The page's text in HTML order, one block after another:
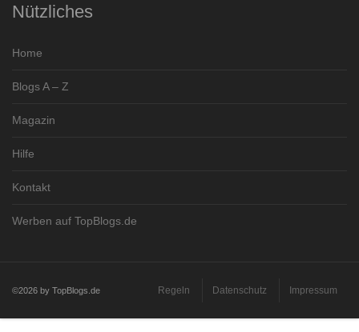
Nützliches
Home
Blogs A – Z
Magazin
Hilfe
Kontakt
Werben auf TopBlogs.de
©2026 by TopBlogs.de Regeln Datenschutz Impressum